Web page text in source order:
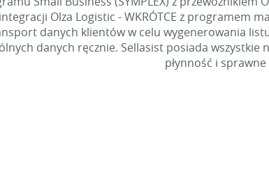
Olza Logistic - WKRÓTCE z programem
danych klientów w celu wygenerowania
danych ręcznie. Sellasist posiada
płynność i